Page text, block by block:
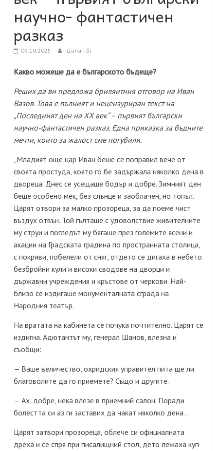
научно- фантастичен
разказ
09.10.2025 Долап.бг
Какво можеше да е българското бъдеще?
Реших да ви предложа брилянтния отговор на Иван
Вазов. Това е пълният и нецензуриран текст на
„Последният ден на ХХ век“ – първият български
научно-фантастичен разказ. Една приказка за бъдните
мечти, които за жалост сме погубили.
„Младият още цар Иван беше се поправил вече от
своята простуда, която го бе задържала няколко дена в
двореца. Днес се усещаше бодър и добре. Зимният ден
беше особено мек, без слънце и заоблачен, но топъл.
Царят отвори за малко прозореца, за да поеме чист
въздух отвън. Той гълташе с удоволствие живителните
му струи и погледът му бягаше през големите ясени и
акации на Градската градина по пространната столица,
с покриви, побелели от сняг, отдето се дигаха в небето
безбройни кули и високи сводове на дворци и
държавни учреждения и кръстове от черкови. Най-
близо се издигаше монументалната сграда на
Народния театър.
На вратата на кабинета се почука почтително. Царят се
издигна. Адютантът му, генерал Шанов, влезна и
съобщи:
— Ваше величество, охридския управител пита ще ли
благоволите да го приемете? Също и другите.
—Ах, добре, нека влезе в приемний салон. Поради
болестта си аз ги заставих да чакат няколко дена…
Царят затвори прозореца, облече си официалната
дреха и се спря при писалищний стол, дето лежаха куп